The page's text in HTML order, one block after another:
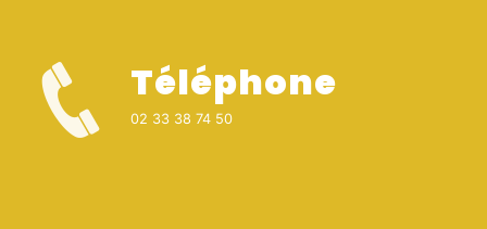
Téléphone
02 33 38 74 50